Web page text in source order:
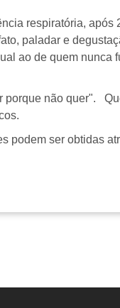
respiratória, após
paladar e
ao de quem nunca
porque não quer".
podem ser obtidas